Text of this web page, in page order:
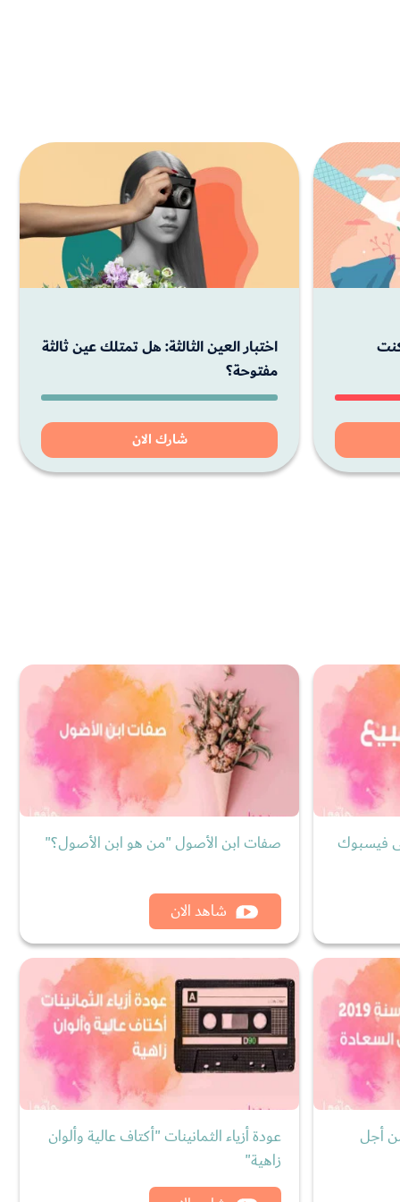
اختبار العين الثالثة: هل تمتلك عين ثالثة
مفتوحة؟
شارك الان
فيسبوك صفات ابن الأصول "من هو ابن الأصول؟"
شاهد الان
"سنة من أجل
عودة أزياء الثمانينات "أكتاف عالية وألوان
زاهية"